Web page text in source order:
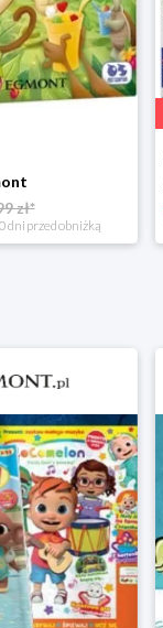
zł*
dni przed obniżką